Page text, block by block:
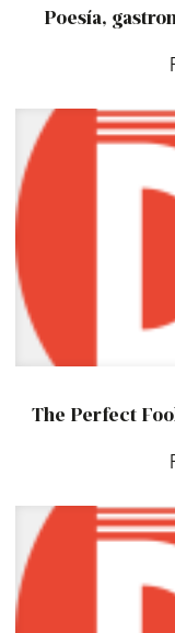
Poesía,
The Perfect